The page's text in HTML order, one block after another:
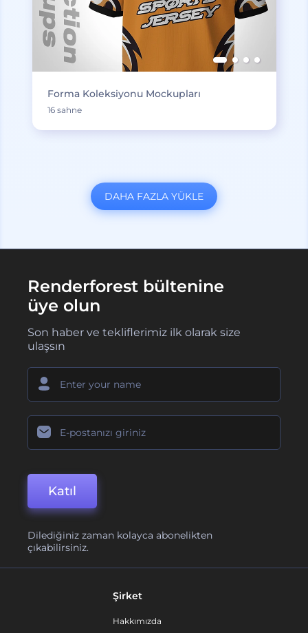
Forma Koleksiyonu Mockupları
16 sahne
DAHA FAZLA YÜKLE
Renderforest bültenine
üye olun
Son haber ve tekliflerimiz ilk olarak size
ulaşsın
Katıl
Dilediğiniz zaman kolayca abonelikten
çıkabilirsiniz.
Şirket
Hakkımızda